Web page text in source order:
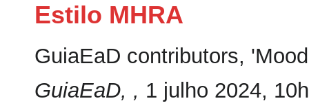
Estilo MHRA
GuiaEaD contributors,
GuiaEaD, , 1 julho 2024,